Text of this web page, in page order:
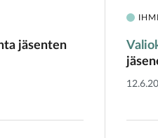
jäsenten